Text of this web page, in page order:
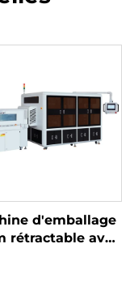
d'emballage
rétractable avec